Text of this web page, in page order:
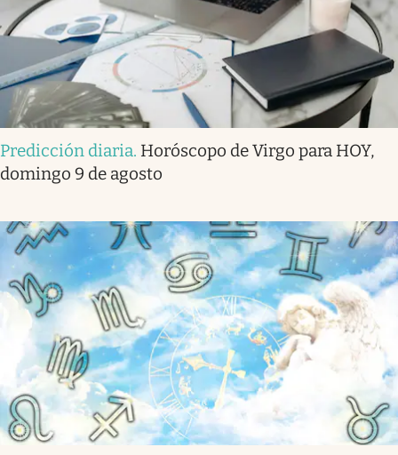
Predicción diaria. Horóscopo de Virgo para HOY,
domingo 9 de agosto